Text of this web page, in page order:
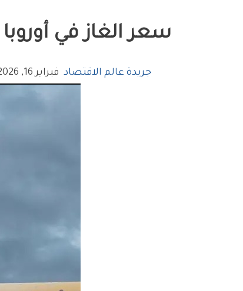
الصفحة
سعر الغاز في أوروبا
جريدة عالم الاقتصاد فبراير 16, 2026